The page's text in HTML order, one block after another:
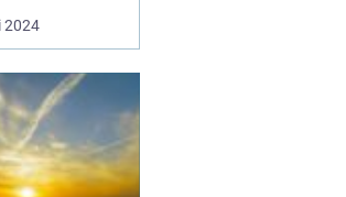
med mörka,
blad som
Dess
mörka
gör den till ett
val för
2024